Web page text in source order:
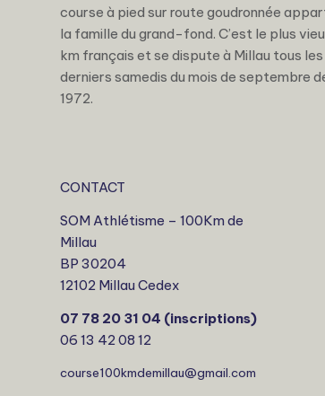
course à pied sur route goudronnée
la famille du grand-fond. C’est le plus
km français et se dispute à Millau tous les
derniers samedis du mois de septembre
1972.
CONTACT
SOM Athlétisme – 100Km de
Millau
BP 30204
12102 Millau Cedex
07 78 20 31 04 (inscriptions)
06 13 42 08 12
course100kmdemillau@gmail.com